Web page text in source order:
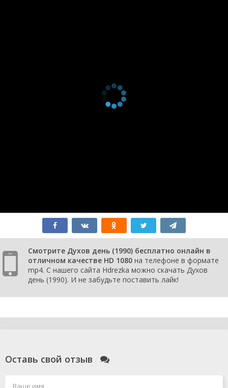
Смотрите Духов день (1990) бесплатно онлайн в
отличном качестве HD 1080 на телефоне в формате
mp4. С нашего сайта Hdrezka можно скачать Духов
день (1990). И не забудьте поставить лайк!
Оставь свой отзыв